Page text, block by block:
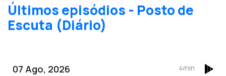
Últimos episódios - Posto de
Escuta (Diário)
07 Ago, 2026
4min